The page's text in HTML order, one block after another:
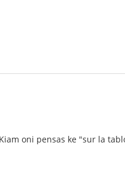
oni pensas ke "sur la